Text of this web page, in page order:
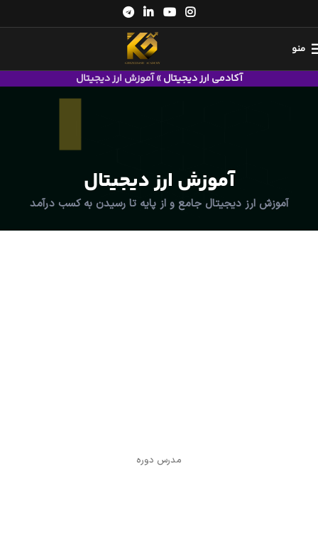
منو
آکادمی ارز دیجیتال»آموزش ارز دیجیتال
آموزش ارز دیجیتال
آموزش ارز دیجیتال جامع و از پایه تا رسیدن به کسب درآمد
مدرس دوره